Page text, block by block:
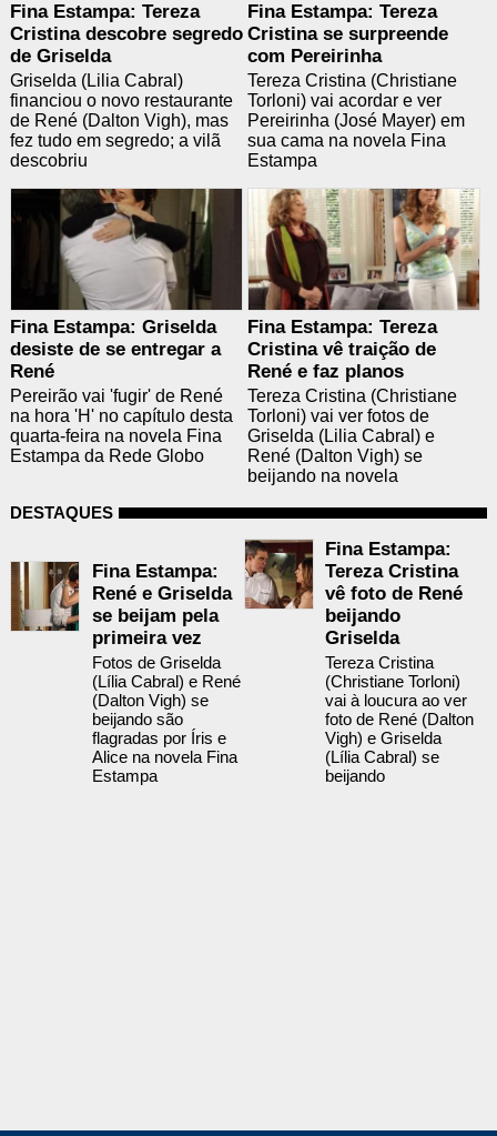
Fina Estampa: Tereza
Cristina descobre segredo
de Griselda
Griselda (Lilia Cabral)
financiou o novo restaurante
de René (Dalton Vigh), mas
fez tudo em segredo; a vilã
descobriu
Fina Estampa: Tereza
Cristina se surpreende
com Pereirinha
Tereza Cristina (Christiane
Torloni) vai acordar e ver
Pereirinha (José Mayer) em
sua cama na novela Fina
Estampa
Fina Estampa: Griselda
desiste de se entregar a
René
Pereirão vai 'fugir' de René
na hora 'H' no capítulo desta
quarta-feira na novela Fina
Estampa da Rede Globo
Fina Estampa: Tereza
Cristina vê traição de
René e faz planos
Tereza Cristina (Christiane
Torloni) vai ver fotos de
Griselda (Lilia Cabral) e
René (Dalton Vigh) se
beijando na novela
DESTAQUES
Fina Estampa:
René e Griselda
se beijam pela
primeira vez
Fotos de Griselda
(Lília Cabral) e René
(Dalton Vigh) se
beijando são
flagradas por Íris e
Alice na novela Fina
Estampa
Fina Estampa:
Tereza Cristina
vê foto de René
beijando
Griselda
Tereza Cristina
(Christiane Torloni)
vai à loucura ao ver
foto de René (Dalton
Vigh) e Griselda
(Lília Cabral) se
beijando